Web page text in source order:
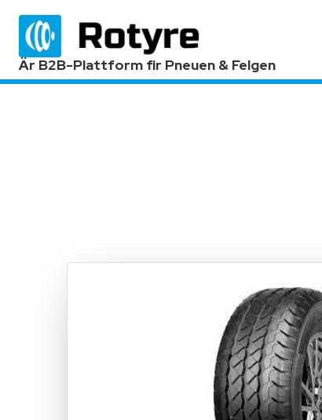
Är B2B-Plattform fir Pneuen & Felgen